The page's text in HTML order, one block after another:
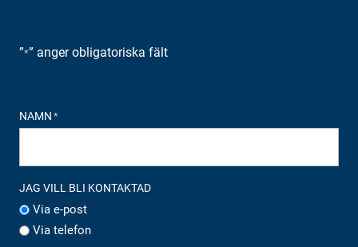
”*” anger obligatoriska fält
NAMN *
JAG VILL BLI KONTAKTAD
Via e-post
Via telefon